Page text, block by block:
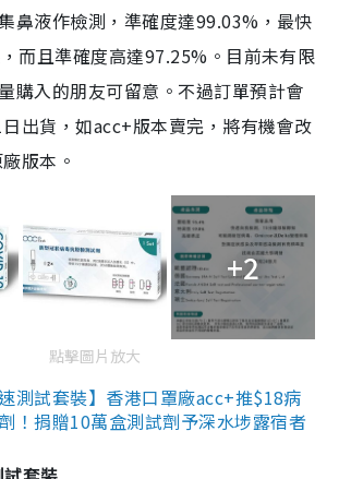
鼻液作檢測，準確度達99.03%，最快
而且準確度高達97.25%。目前未有限
購入的朋友可留意。不過訂單預計會
出貨，如acc+版本賣完，將有機會改
版本。
+2
點擊圖片放大
測試套裝】香港口罩廠acc+推$18病
！捐贈10萬盒測試劑予深水埗露宿者